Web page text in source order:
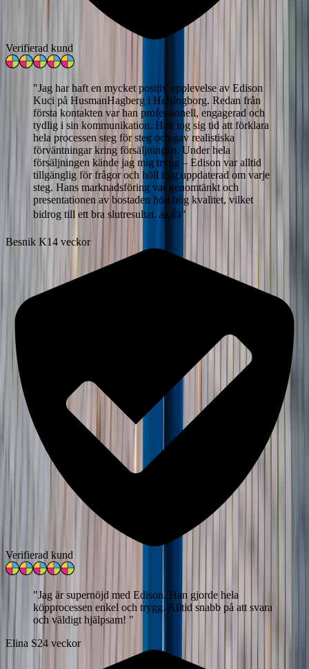
Verifierad kund
"Jag har haft en mycket positiv upplevelse av Edison
Kuci på HusmanHagberg i Helsingborg. Redan från
första kontakten var han professionell, engagerad och
tydlig i sin kommunikation. Han tog sig tid att förklara
hela processen steg för steg och gav realistiska
förväntningar kring försäljningen. Under hela
försäljningen kände jag mig trygg – Edison var alltid
tillgänglig för frågor och höll mig uppdaterad om varje
steg. Hans marknadsföring var genomtänkt och
presentationen av bostaden höll hög kvalitet, vilket
bidrog till ett bra slutresultat. 🙏👍"
Besnik K14 veckor
Verifierad kund
"Jag är supernöjd med Edison. Han gjorde hela
köpprocessen enkel och trygg. Alltid snabb på att svara
och väldigt hjälpsam! "
Elina S24 veckor